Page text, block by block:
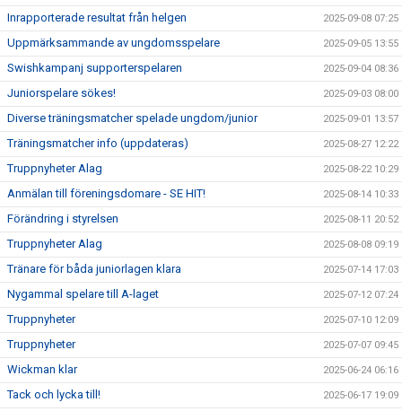
Inrapporterade resultat från helgen 2025-09-08 07:25
Uppmärksammande av ungdomsspelare 2025-09-05 13:55
Swishkampanj supporterspelaren 2025-09-04 08:36
Juniorspelare sökes! 2025-09-03 08:00
Diverse träningsmatcher spelade ungdom/junior 2025-09-01 13:57
Träningsmatcher info (uppdateras) 2025-08-27 12:22
Truppnyheter Alag 2025-08-22 10:29
Anmälan till föreningsdomare - SE HIT! 2025-08-14 10:33
Förändring i styrelsen 2025-08-11 20:52
Truppnyheter Alag 2025-08-08 09:19
Tränare för båda juniorlagen klara 2025-07-14 17:03
Nygammal spelare till A-laget 2025-07-12 07:24
Truppnyheter 2025-07-10 12:09
Truppnyheter 2025-07-07 09:45
Wickman klar 2025-06-24 06:16
Tack och lycka till! 2025-06-17 19:09